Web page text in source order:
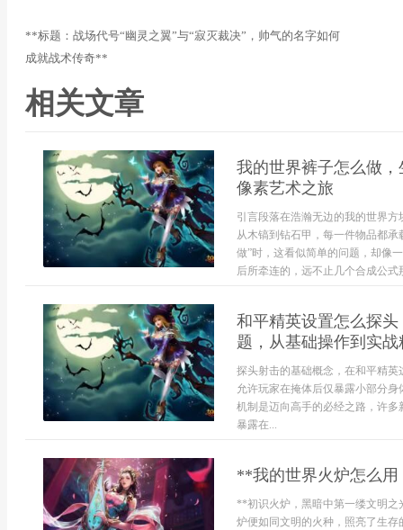
**标题：战场代号“幽灵之翼”与“寂灭裁决”，帅气的名字如何
成就战术传奇**
相关文章
我的世界裤子怎么做
像素艺术之旅
引言段落在浩瀚无边的我的世界
从木镐到钻石甲，每一件物品都
做”时，这看似简单的问题，却像
后所牵连的，远不止几个合成公式
和平精英设置怎么探
题，从基础操作到实
探头射击的基础概念，在和平精
允许玩家在掩体后仅暴露小部分
机制是迈向高手的必经之路，许
暴露在...
**我的世界火炉怎么
**初识火炉，黑暗中第一缕文明
炉便如同文明的火种，照亮了生